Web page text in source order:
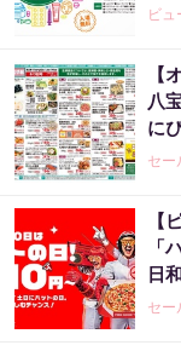
ビュ
【
八
に
セー
【
「
日
セー